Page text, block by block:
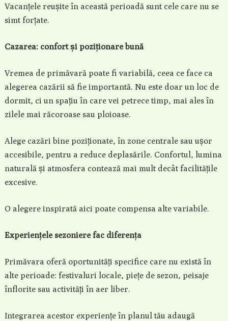
Vacanțele reușite în această perioadă sunt cele care nu se
simt forțate.
Cazarea: confort și poziționare bună
Vremea de primăvară poate fi variabilă, ceea ce face ca
alegerea cazării să fie importantă. Nu este doar un loc de
dormit, ci un spațiu în care vei petrece timp, mai ales în
zilele mai răcoroase sau ploioase.
Alege cazări bine poziționate, în zone centrale sau ușor
accesibile, pentru a reduce deplasările. Confortul, lumina
naturală și atmosfera contează mai mult decât facilitățile
excesive.
O alegere inspirată aici poate compensa alte variabile.
Experiențele sezoniere fac diferența
Primăvara oferă oportunități specifice care nu există în
alte perioade: festivaluri locale, piețe de sezon, peisaje
înflorite sau activități în aer liber.
Integrarea acestor experiențe în planul tău adaugă